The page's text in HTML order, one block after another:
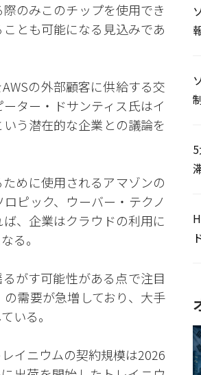
のみこのチップを使用でき
とも可能になる見込みであ
の外部顧客に供給する交
ター・ドサンティス氏はイ
う潜在的な企業との議論を
めに使用されるアマゾンの
ピック、ウーバー・テクノ
、企業はクラウドの利用に
る。
がす可能性がある点で注目
需要が急増しており、大手
いる。
イニウムの契約規模は2026